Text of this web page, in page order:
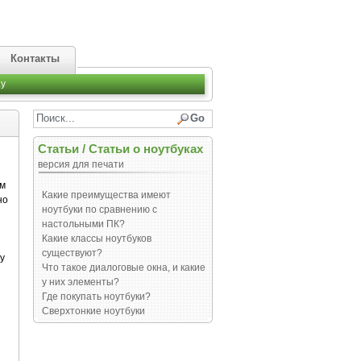
Контакты
Статьи/ Статьи о ноутбуках
версия для печати
Какие преимущества имеют
ноутбуки по сравнению с
настольными ПК?
Какие классы ноутбуков
существуют?
Что такое диалоговые окна, и какие
у них элементы?
Где покупать ноутбуки?
Сверхтонкие ноутбуки